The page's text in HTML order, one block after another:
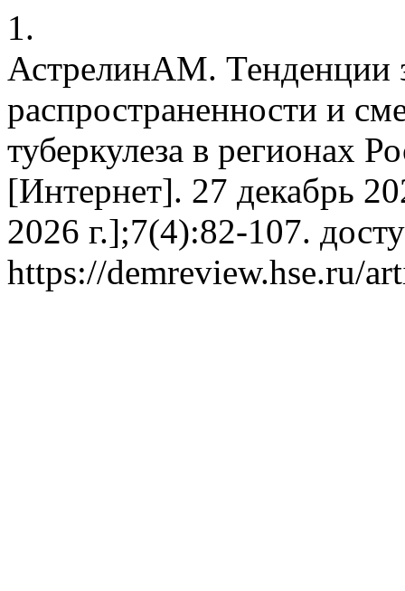
1.
АстрелинАМ. Тенденции
распространенности и
туберкулеза в регионах
[Интернет]. 27 декабрь
2026 г.];7(4):82-107.
https://demreview.hse.ru/